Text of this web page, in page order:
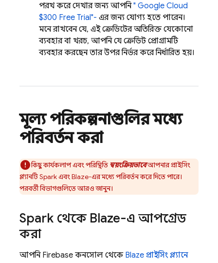
পরখ করে দেখার জন্য আপনি" Google Cloud
$300 Free Trial"- এর জন্য যোগ্য হতে পারেন।
মনে রাখবেন যে, এই ক্রেডিটের অতিরিক্ত যেকোনো
ব্যবহার বা খরচ, আপনি যে ক্রেডিট প্রোগ্রামটি
ব্যবহার করছেন তার উপর নির্ভর করে নির্ধারিত হয়।
মূল্য পরিকল্পনাগুলির মধ্যে
পরিবর্তন করা
কিছু কার্যকলাপ এবং পরিস্থিতি স্বয়ংক্রিয়ভাবেআপনার প্রাইসিং
প্ল্যানটি Spark এবং Blaze-এর মধ্যে পরিবর্তন করে দিতে পারে।
পরবর্তী বিভাগগুলিতে আরও জানুন।
Spark থেকে Blaze-এ আপগ্রেড
করা
আপনি Firebase কনসোল থেকে Blaze প্রাইসিং প্ল্যানে